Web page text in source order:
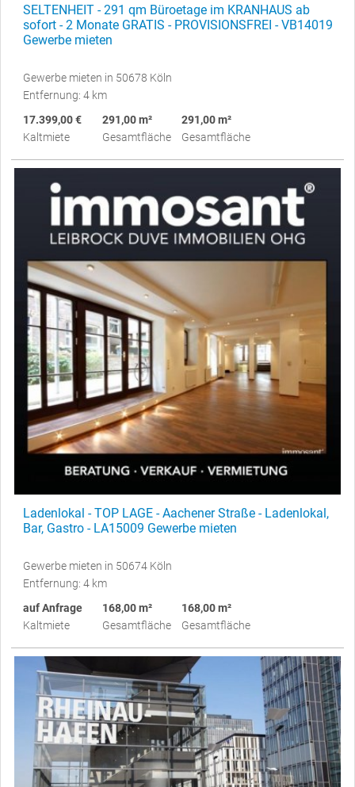
SELTENHEIT - 291 qm Büroetage im KRANHAUS ab
sofort - 2 Monate GRATIS - PROVISIONSFREI - VB14019
Gewerbe mieten
Gewerbe mieten in 50678 Köln
Entfernung: 4 km
17.399,00 €
Kaltmiete
291,00 m²
Gesamtfläche
291,00 m²
Gesamtfläche
Ladenlokal - TOP LAGE - Aachener Straße - Ladenlokal,
Bar, Gastro - LA15009 Gewerbe mieten
Gewerbe mieten in 50674 Köln
Entfernung: 4 km
auf Anfrage
Kaltmiete
168,00 m²
Gesamtfläche
168,00 m²
Gesamtfläche